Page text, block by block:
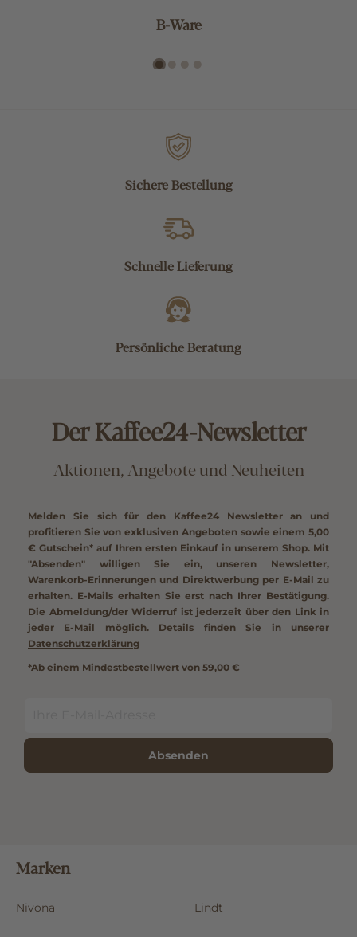
B-Ware
Sichere Bestellung
Schnelle Lieferung
Persönliche Beratung
Der Kaffee24-Newsletter
Aktionen, Angebote und Neuheiten
Melden Sie sich für den Kaffee24 Newsletter an und
profitieren Sie von exklusiven Angeboten sowie einem 5,00
€ Gutschein* auf Ihren ersten Einkauf in unserem Shop. Mit
"Absenden" willigen Sie ein, unseren Newsletter,
Warenkorb-Erinnerungen und Direktwerbung per E-Mail zu
erhalten. E-Mails erhalten Sie erst nach Ihrer Bestätigung.
Die Abmeldung/der Widerruf ist jederzeit über den Link in
jeder E-Mail möglich. Details finden Sie in unserer
Datenschutzerklärung
*Ab einem Mindestbestellwert von 59,00 €
Absenden
Marken
Nivona Lindt